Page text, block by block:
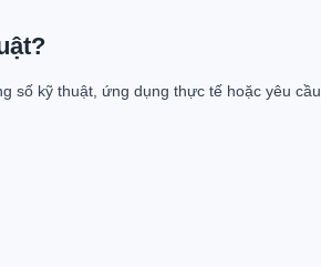
số kỹ thuật, ứng dụng thực tế hoặc yêu cầu